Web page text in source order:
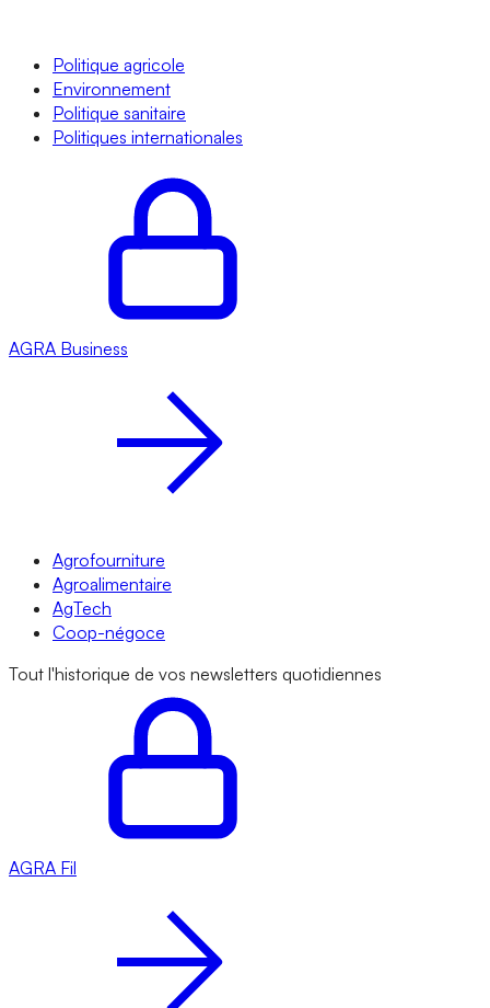
Politique agricole
Environnement
Politique sanitaire
Politiques internationales
AGRA Business
Agrofourniture
Agroalimentaire
AgTech
Coop-négoce
Tout l'historique de vos newsletters quotidiennes
AGRA Fil